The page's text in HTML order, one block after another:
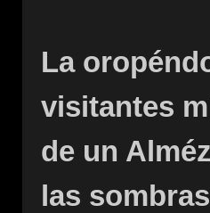
La
visitantes
de un
las